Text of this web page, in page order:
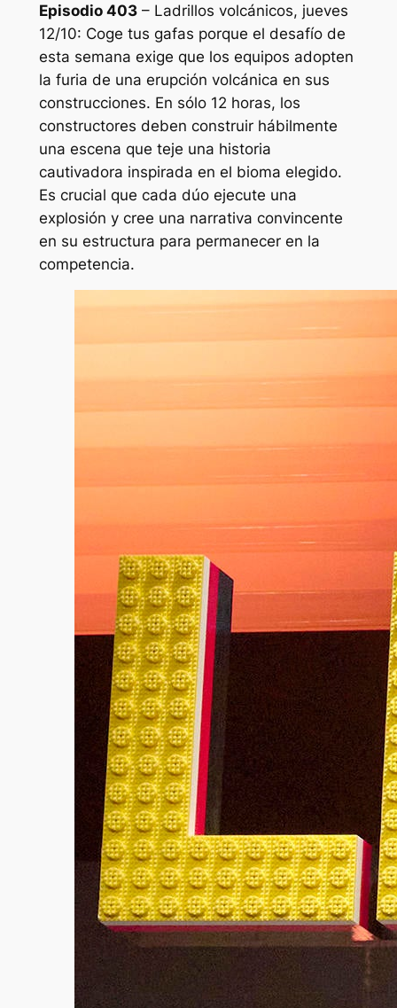
Episodio 403– Ladrillos volcánicos, jueves
12/10: Coge tus gafas porque el desafío de
esta semana exige que los equipos adopten
la furia de una erupción volcánica en sus
construcciones. En sólo 12 horas, los
constructores deben construir hábilmente
una escena que teje una historia
cautivadora inspirada en el bioma elegido.
Es crucial que cada dúo ejecute una
explosión y cree una narrativa convincente
en su estructura para permanecer en la
competencia.